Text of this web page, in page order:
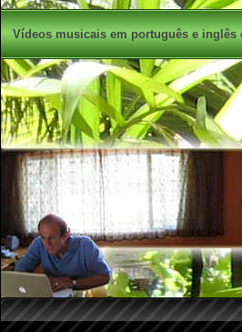
Vídeos musicais em português e